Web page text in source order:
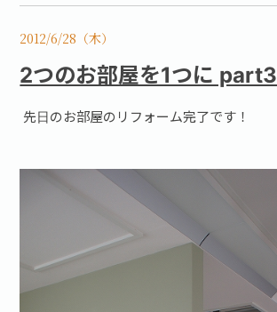
2012/6/28（木）
2つのお部屋を1つに part3
先日のお部屋のリフォーム完了です！